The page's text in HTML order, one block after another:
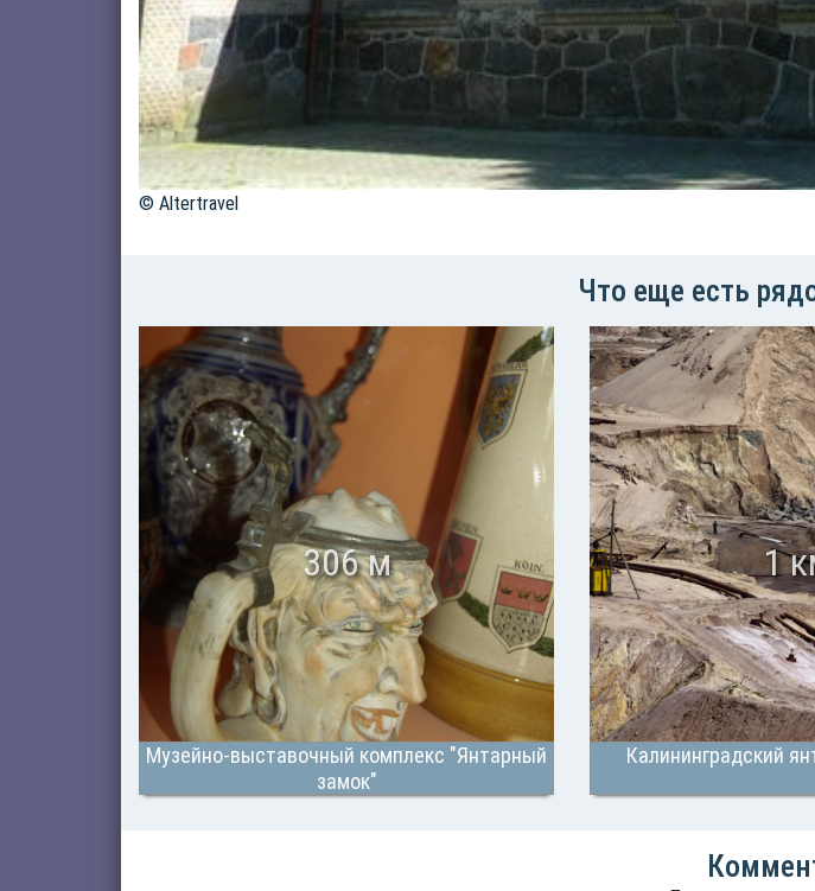
© Altertravel
Что еще есть
Музейно-выставочный комплекс "Янтарный
замок"
306 м
Калининградский
1